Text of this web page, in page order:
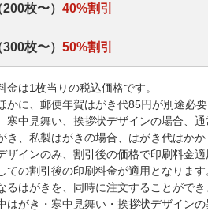
枚〜） 40%割引
枚〜） 50%割引
は1枚当りの税込価格です。
に、郵便年賀はがき代85円が別途必要
中見舞い、挨拶状デザインの場合、
、私製はがきの場合、はがき代はかか
ザインのみ、割引後の価格で印刷料金
ての割引後の印刷料金が適用となります
はがきを、同時に注文することができ
がき・寒中見舞い・挨拶状デザイン